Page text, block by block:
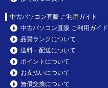
中古パソコン直販 ご利用ガイド
中古パソコン直販 ご利用ガイド
品質ランクについて
送料・配送について
ポイントについて
お支払いについて
無償交換について